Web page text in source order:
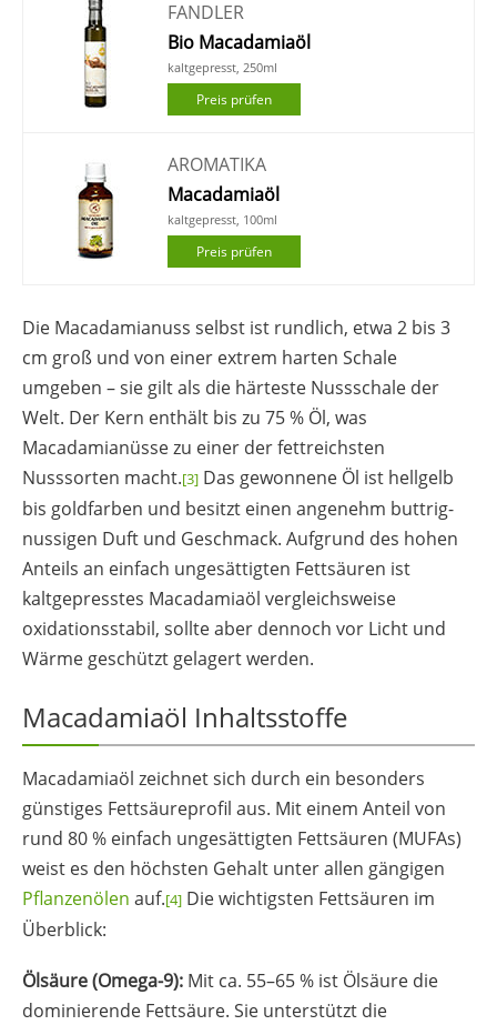
FANDLER
Bio Macadamiaöl
kaltgepresst, 250ml
Preis prüfen
AROMATIKA
Macadamiaöl
kaltgepresst, 100ml
Preis prüfen
Die Macadamianuss selbst ist rundlich, etwa 2 bis 3
cm groß und von einer extrem harten Schale
umgeben – sie gilt als die härteste Nussschale der
Welt. Der Kern enthält bis zu 75 % Öl, was
Macadamianüsse zu einer der fettreichsten
Nusssorten macht.[3] Das gewonnene Öl ist hellgelb
bis goldfarben und besitzt einen angenehm buttrig-
nussigen Duft und Geschmack. Aufgrund des hohen
Anteils an einfach ungesättigten Fettsäuren ist
kaltgepresstes Macadamiaöl vergleichsweise
oxidationsstabil, sollte aber dennoch vor Licht und
Wärme geschützt gelagert werden.
Macadamiaöl Inhaltsstoffe
Macadamiaöl zeichnet sich durch ein besonders
günstiges Fettsäureprofil aus. Mit einem Anteil von
rund 80 % einfach ungesättigten Fettsäuren (MUFAs)
weist es den höchsten Gehalt unter allen gängigen
Pflanzenölen auf.[4] Die wichtigsten Fettsäuren im
Überblick:
Ölsäure (Omega-9): Mit ca. 55–65 % ist Ölsäure die
dominierende Fettsäure. Sie unterstützt die